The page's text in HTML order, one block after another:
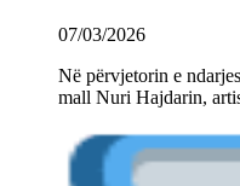
07/03/2026
Në përvjetorin e
mall Nuri Hajdarin,